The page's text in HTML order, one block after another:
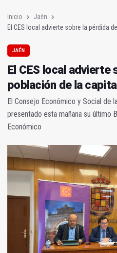
Inicio
Jaén
El CES local advierte sobre la pérdida
JAÉN
El CES local advierte
población de la capital
El Consejo Económico y Social de
presentado esta mañana su último
Económico